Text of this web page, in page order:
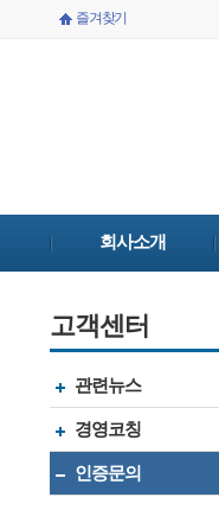
즐겨찾기
회사소개
고객센터
관련뉴스
경영코칭
인증문의